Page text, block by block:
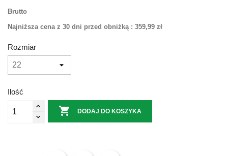
Brutto
Najniższa cena z 30 dni przed obniżką : 359,99 zł
Rozmiar
Ilość
 DODAJ DO KOSZYKA